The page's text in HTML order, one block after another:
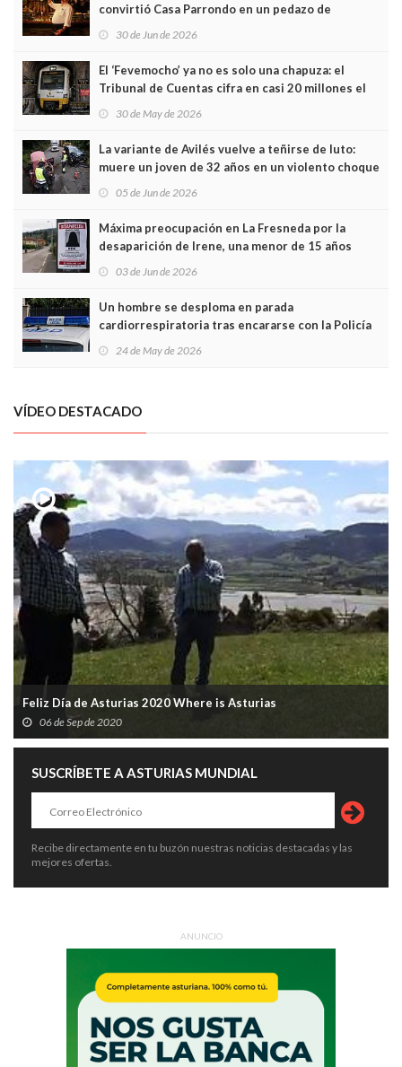
convirtió Casa Parrondo en un pedazo de
Asturias en Madrid
30 de Jun de 2026
El ‘Fevemocho’ ya no es solo una chapuza: el
Tribunal de Cuentas cifra en casi 20 millones el
sobrecoste de los trenes que no cabían por los
30 de May de 2026
La variante de Avilés vuelve a teñirse de luto:
muere un joven de 32 años en un violento choque
frontal
05 de Jun de 2026
Máxima preocupación en La Fresneda por la
desaparición de Irene, una menor de 15 años
03 de Jun de 2026
Un hombre se desploma en parada
cardiorrespiratoria tras encararse con la Policía
Local en Luanco
24 de May de 2026
VÍDEO DESTACADO
Feliz Día de Asturias 2020 Where is Asturias
06 de Sep de 2020
SUSCRÍBETE A ASTURIAS MUNDIAL
Recibe directamente en tu buzón nuestras noticias destacadas y las
mejores ofertas.
ANUNCIO